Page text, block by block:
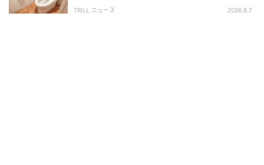
度に心配する必要はない。主な要因は以下の通りだ。
TRILL ニュース 2026.8.7